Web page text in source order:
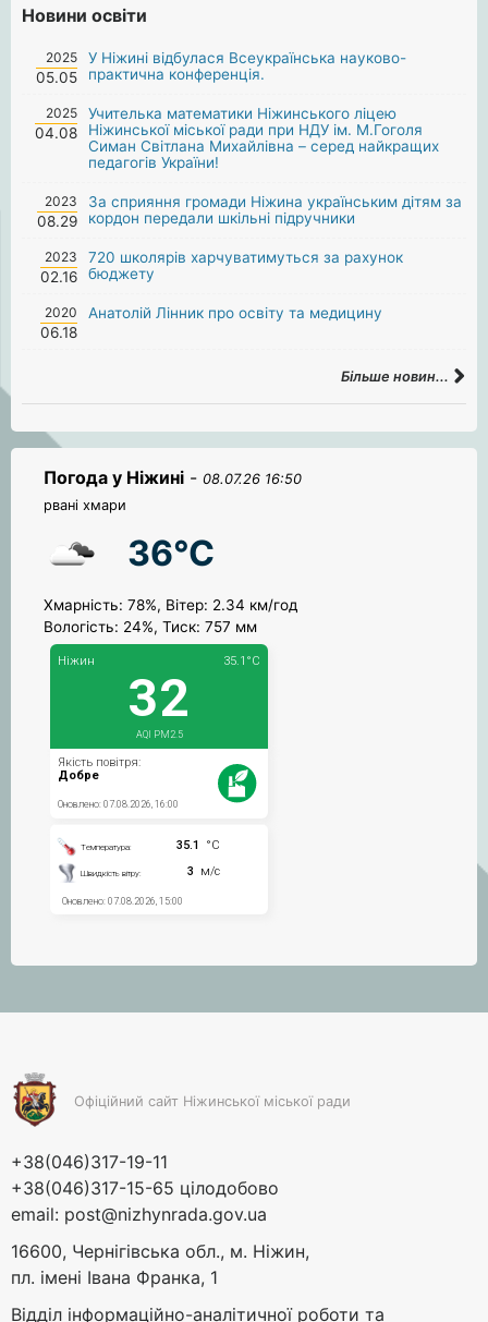
Новини освіти
2025
05.05
У Ніжині відбулася Всеукраїнська науково-
практична конференція.
2025
04.08
Учителька математики Ніжинського ліцею
Ніжинської міської ради при НДУ ім. М.Гоголя
Симан Світлана Михайлівна – серед найкращих
педагогів України!
2023
08.29
За сприяння громади Ніжина українським дітям за
кордон передали шкільні підручники
2023
02.16
720 школярів харчуватимуться за рахунок
бюджету
2020
06.18
Анатолій Лінник про освіту та медицину
Більше новин...
Погода у Ніжині - 08.07.26 16:50
рвані хмари
36°C
Хмарність: 78%, Вітер: 2.34 км/год
Вологість: 24%, Тиск: 757 мм
Офіційний сайт Ніжинської міської ради
+38(046)317-19-11
+38(046)317-15-65 цілодобово
email: post@nizhynrada.gov.ua
16600, Чернігівська обл., м. Ніжин,
пл. імені Івана Франка, 1
Відділ інформаційно-аналітичної роботи та